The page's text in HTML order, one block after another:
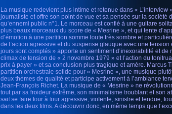
La musique redevient plus intime et retenue dans «
journaliste et offre son point de vue et sa pensée sur la société
qu’ennemi public n°1. Le morceau est confié à une guitare
plus beaux morceaux du score de « Mesrine », et qui tente
d’émotion à une partition somme toute très sombre et
de l’action agressive et du suspense glauque avec une
jours sont comptés » apporte un sentiment d’inexorabilité et
climax de tension de « 2 novembre 1979 » et l’action du
prix à payer » et sa conclusion plus tragique et amère. Marcus
partition orchestrale solide pour « Mesrine », une musique
deux thèmes de qualité et participe activement à l’ambiance
Jean-François Richet. La musique de « Mesrine » ne
tout par sa froideur extrême, son minimalisme troublant et son
sait se faire tour à tour agressive, violente, sinistre et tendue,
dans les deux films. A découvrir donc, en même temps que